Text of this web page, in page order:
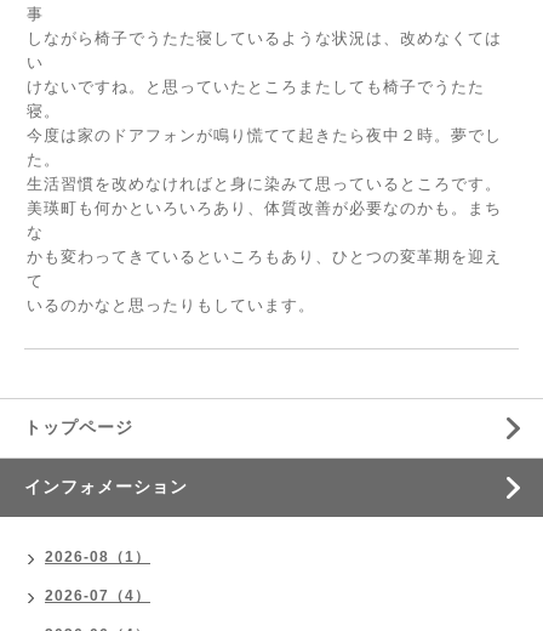
事
しながら椅子でうたた寝しているような状況は、改めなくては
い
けないですね。と思っていたところまたしても椅子でうたた
寝。
今度は家のドアフォンが鳴り慌てて起きたら夜中２時。夢でし
た。
生活習慣を改めなければと身に染みて思っているところです。
美瑛町も何かといろいろあり、体質改善が必要なのかも。まち
な
かも変わってきているといころもあり、ひとつの変革期を迎え
て
いるのかなと思ったりもしています。
トップページ
インフォメーション
2026-08（1）
2026-07（4）